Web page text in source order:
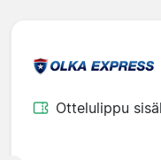
Ottelulippu